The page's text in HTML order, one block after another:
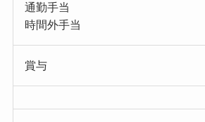
通勤手当
時間外手当
賞与